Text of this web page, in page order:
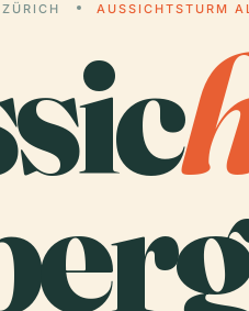
ZÜRICH AUSSICHTSTURM